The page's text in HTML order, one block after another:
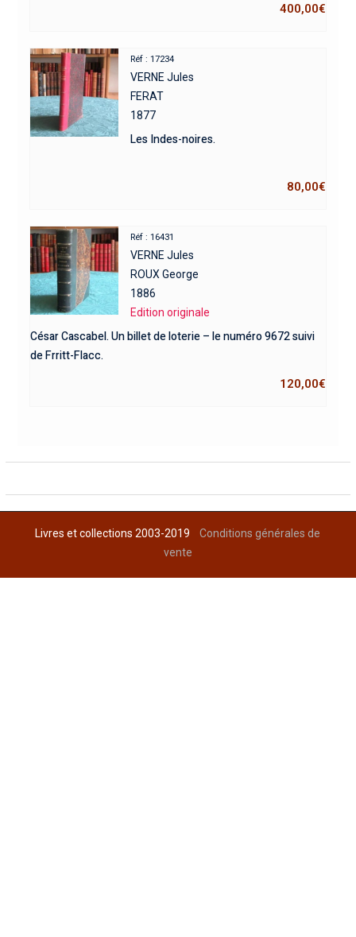
400,00€
Réf : 17234
VERNE Jules
FERAT
1877
Les Indes-noires.
80,00€
Réf : 16431
VERNE Jules
ROUX George
1886
Edition originale
César Cascabel. Un billet de loterie – le numéro 9672 suivi
de Frritt-Flacc.
120,00€
Livres et collections 2003-2019Conditions générales de
vente